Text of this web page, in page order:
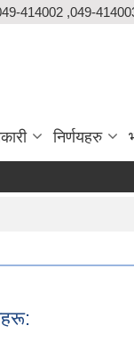
414002 ,049-
निर्णयहरु